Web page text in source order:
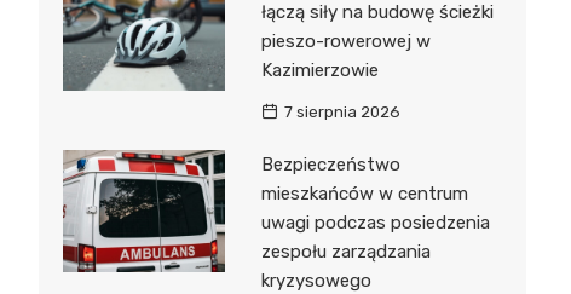
łączą siły na budowę ścieżki
pieszo-rowerowej w
Kazimierzowie
7 sierpnia 2026
Bezpieczeństwo
mieszkańców w centrum
uwagi podczas posiedzenia
zespołu zarządzania
kryzysowego